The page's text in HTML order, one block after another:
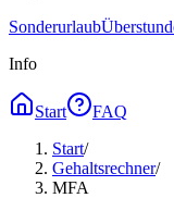
Sonderurlaub
Info
Start
FAQ
Start/
Gehaltsrechner/
MFA